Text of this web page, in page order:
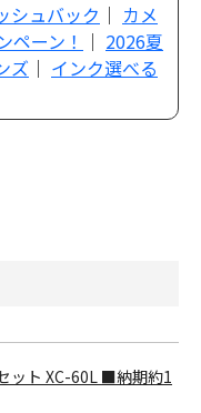
シュバック ｜ カメ
ペーン！
｜ 2026夏
ズ ｜ インク選べる
ット XC-60L ■納期約1